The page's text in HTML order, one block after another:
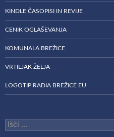
KINDLE ČASOPISI IN REVIJE
CENIK OGLAŠEVANJA
KOMUNALA BREŽICE
VRTILJAK ŽELJA
LOGOTIP RADIA BREŽICE EU
Išči: